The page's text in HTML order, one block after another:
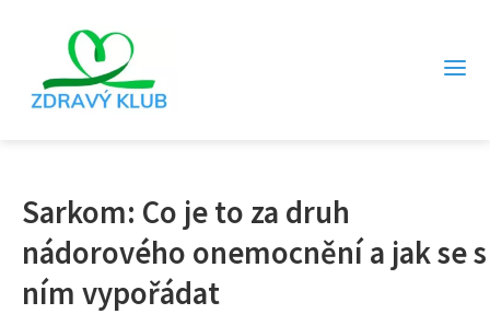
Sarkom: Co je to za druh
nádorového onemocnění a jak se s
ním vypořádat